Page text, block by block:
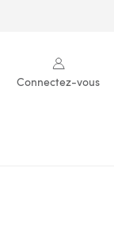
Connectez-vous